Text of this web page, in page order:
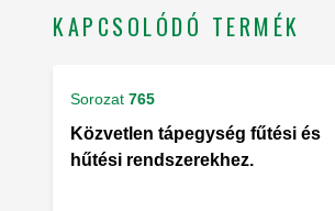
KAPCSOLÓDÓ TERMÉK
Sorozat 765
Közvetlen tápegység fűtési és
hűtési rendszerekhez.